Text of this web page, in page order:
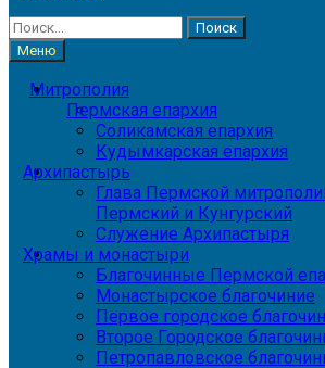
Найти:
Меню
Митрополия
Пермская епархия
Соликамская епархия
Кудымкарская епархия
Архипастырь
Глава Пермской
Пермский и Кунгурский
Служение Архипастыря
Храмы и монастыри
Благочинные Пермской
Монастырское благочиние
Первое городское
Второе Городское
Петропавловское